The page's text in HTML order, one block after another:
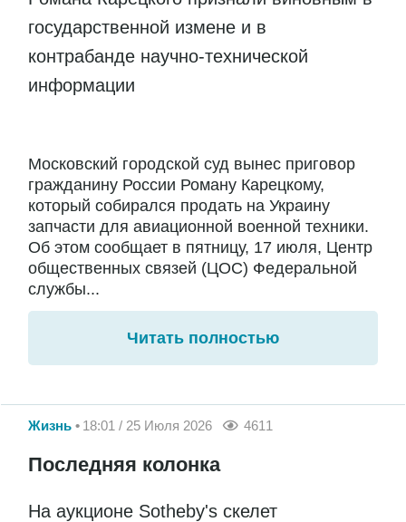
государственной измене и в
контрабанде научно-технической
информации
Московский городской суд вынес приговор
гражданину России Роману Карецкому,
который собирался продать на Украину
запчасти для авиационной военной техники.
Об этом сообщает в пятницу, 17 июля, Центр
общественных связей (ЦОС) Федеральной
службы...
Читать полностью
Жизнь 18:01 / 25 Июля 2026 4611
Последняя колонка
На аукционе Sotheby's скелет